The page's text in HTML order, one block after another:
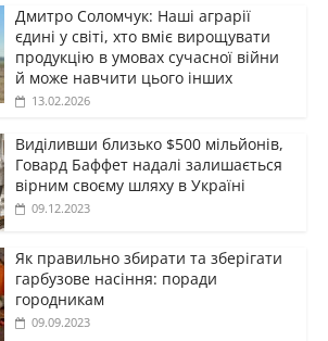
Дмитро Соломчук: Наші аграрії
єдині у світі, хто вміє вирощувати
продукцію в умовах сучасної війни
й може навчити цього інших
13.02.2026
Виділивши близько $500 мільйонів,
Говард Баффет надалі залишається
вірним своєму шляху в Україні
09.12.2023
Як правильно збирати та зберігати
гарбузове насіння: поради
городникам
09.09.2023